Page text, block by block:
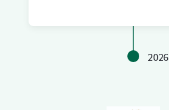
2026